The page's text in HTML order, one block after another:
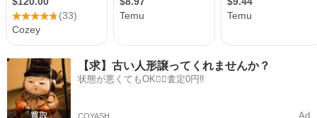
【求】古い人形譲ってくれませんか？
状態が悪くてもOK🙆‍♀️査定0円‼️
COYASH Ad